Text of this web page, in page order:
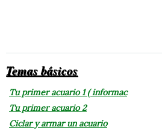
Temas básicos
Tu primer acuario 1 ( informac
Tu primer acuario 2
Ciclar y armar un acuario